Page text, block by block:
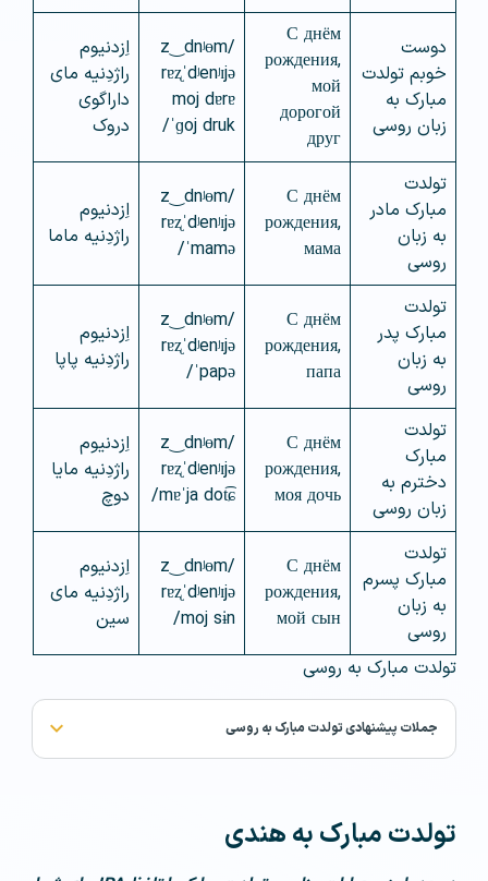
دوست
خوبم تولدت
مبارک به
زبان روسی
С днём
рождения,
мой
дорогой
друг
/z‿dnʲɵm
rɐʐˈdʲenʲɪjə
moj dɐrɐ
ˈɡoj druk/
اِزدنیوم
راژدِنیه مای
داراگوی
دروک
تولدت
مبارک مادر
به زبان
روسی
С днём
рождения,
мама
/z‿dnʲɵm
rɐʐˈdʲenʲɪjə
ˈmamə/
اِزدنیوم
راژدِنیه ماما
تولدت
مبارک پدر
به زبان
روسی
С днём
рождения,
папа
/z‿dnʲɵm
rɐʐˈdʲenʲɪjə
ˈpapə/
اِزدنیوم
راژدِنیه پاپا
تولدت
مبارک
دخترم به
زبان روسی
С днём
рождения,
моя дочь
/z‿dnʲɵm
rɐʐˈdʲenʲɪjə
mɐˈja dot͡ɕ/
اِزدنیوم
راژدِنیه مایا
دوچ
تولدت
مبارک پسرم
به زبان
روسی
С днём
рождения,
мой сын
/z‿dnʲɵm
rɐʐˈdʲenʲɪjə
moj sɨn/
اِزدنیوم
راژدِنیه مای
سین
تولدت مبارک به روسی
جملات پیشنهادی تولدت مبارک به روسی
تولدت مبارک به هندی